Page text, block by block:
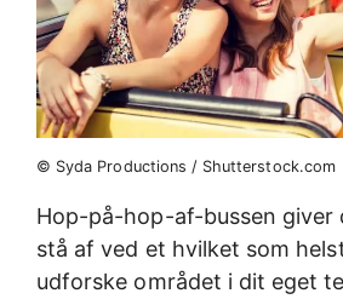
© Syda Productions / Shutterstock.com
Hop-på-hop-af-bussen giver
stå af ved et hvilket som
udforske området i dit eget